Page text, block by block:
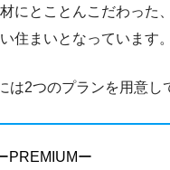
にとことんこだわった
住まいとなっています。
は2つのプランを用意し
PREMIUMー